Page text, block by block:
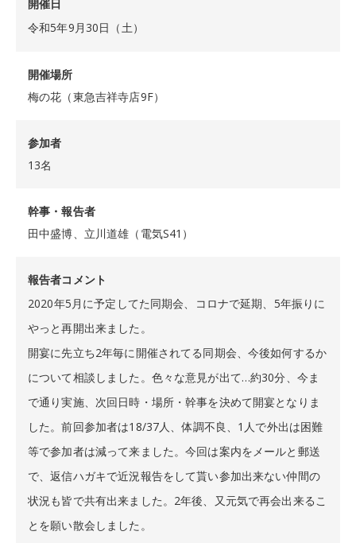
開催日
令和5年9月30日（土）
開催場所
梅の花（東急吉祥寺店9F）
参加者
13名
幹事・報告者
田中盛博、立川道雄（電気S41）
報告者コメント
2020年5月に予定してた同期会、コロナで延期、5年振りに
やっと再開出来ました。
開宴に先立ち2年毎に開催されてる同期会、今後如何するか
について相談しました。色々な意見が出て…約30分、今ま
で通り実施、次回日時・場所・幹事を決めて開宴となりま
した。前回参加者は18/37人、体調不良、1人で外出は困難
等で参加者は減って来ました。今回は案内をメールと郵送
で、返信ハガキで近況報告をして貰い参加出来ない仲間の
状況も皆で共有出来ました。2年後、又元気で再会出来るこ
とを願い散会しました。